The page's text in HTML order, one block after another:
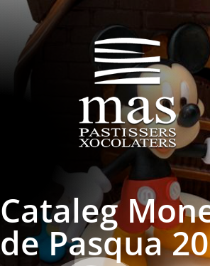
Cataleg
de Pasqua